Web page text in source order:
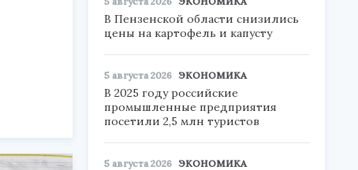
В Пензенской области снизились
цены на картофель и капусту
5 августа 2026 ЭКОНОМИКА
В 2025 году российские
промышленные предприятия
посетили 2,5 млн туристов
5 августа 2026 ЭКОНОМИКА